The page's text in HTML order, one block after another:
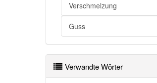
Verschmelzung
Guss
Verwandte Wörter